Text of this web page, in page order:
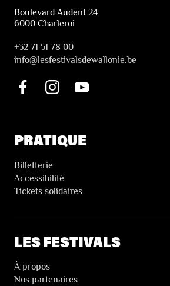
Boulevard Audent 24
6000 Charleroi
+32 71 51 78 00
info@lesfestivalsdewallonie.be
PRATIQUE
Billetterie
Accessibilité
Tickets solidaires
LES FESTIVALS
À propos
Nos partenaires